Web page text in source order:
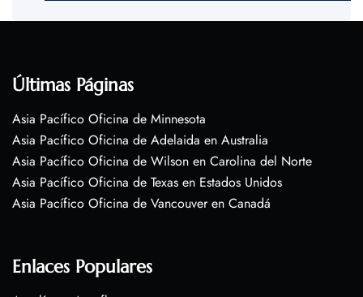
Últimas Páginas
Asia Pacífico Oficina de Minnesota
Asia Pacífico Oficina de Adelaida en Australia
Asia Pacífico Oficina de Wilson en Carolina del Norte
Asia Pacífico Oficina de Texas en Estados Unidos
Asia Pacífico Oficina de Vancouver en Canadá
Enlaces Populares